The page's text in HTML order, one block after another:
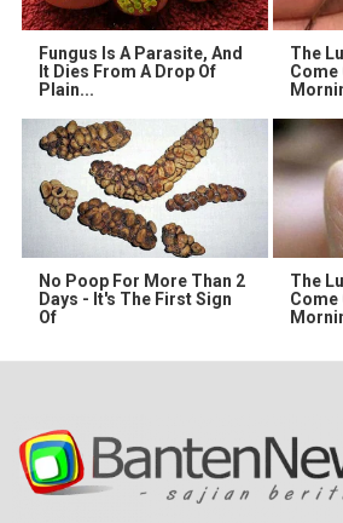
Fungus Is A Parasite, And
It Dies From A Drop Of
Plain...
The
Come
No Poop For More Than 2
Days - It's The First Sign
Of
The
Come